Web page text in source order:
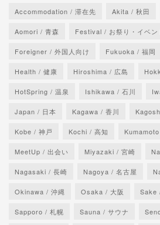
Accommodation / 滞在先 Akita / 秋田
Aomori / 青森 Festival / お祭り・イベン
Foreigner / 外国人向け Fukuoka / 福岡
Health / 健康 Hiroshima / 広島
HotSpring / 温泉 Ishikawa / 石川
Japan / 日本 Kagawa / 香川
Kobe / 神戸 Kochi / 高知
MeetUp / 出会い Miyazaki / 宮崎
Nagasaki / 長崎 Nagoya / 名古屋
Okinawa / 沖縄 Osaka / 大阪 Sake
Sapporo / 札幌 Sauna / サウナ